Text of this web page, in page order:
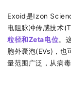
Exoid是Izon
电阻脉冲传感技术
粒径和Zeta电位。
胞外囊泡(EVs)，也
量范围广泛，从病